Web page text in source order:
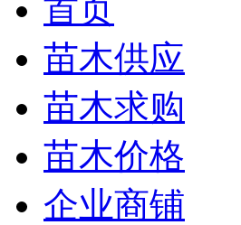
首页
苗木供应
苗木求购
苗木价格
企业商铺